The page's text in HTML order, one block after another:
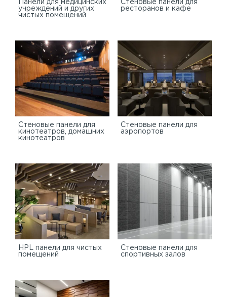
Панели для медицинских
учреждений и других
чистых помещений
Стеновые панели для
ресторанов и кафе
Стеновые панели для
кинотеатров, домашних
кинотеатров
Стеновые панели для
аэропортов
HPL панели для чистых
помещений
Стеновые панели для
спортивных залов